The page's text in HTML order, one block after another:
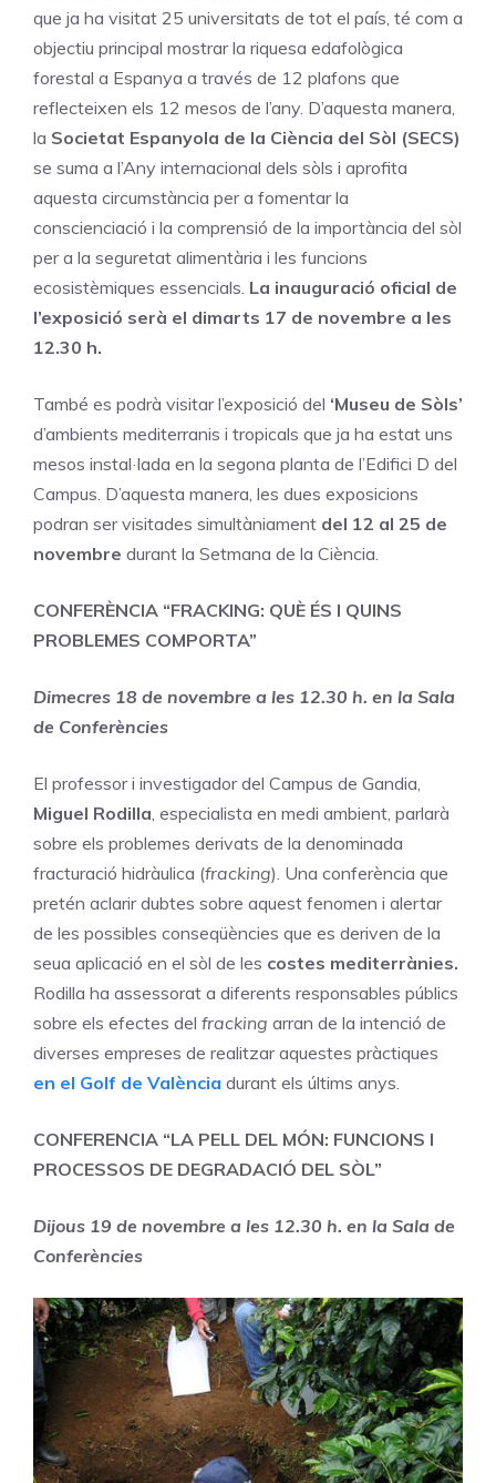
que ja ha visitat 25 universitats de tot el país, té com a
objectiu principal mostrar la riquesa edafològica
forestal a Espanya a través de 12 plafons que
reflecteixen els 12 mesos de l’any. D’aquesta manera,
la Societat Espanyola de la Ciència del Sòl (SECS)
se suma a l’Any internacional dels sòls i aprofita
aquesta circumstància per a fomentar la
conscienciació i la comprensió de la importància del sòl
per a la seguretat alimentària i les funcions
ecosistèmiques essencials. La inauguració oficial de
l’exposició serà el dimarts 17 de novembre a les
12.30 h.
També es podrà visitar l’exposició del ‘Museu de Sòls’
d’ambients mediterranis i tropicals que ja ha estat uns
mesos instal·lada en la segona planta de l’Edifici D del
Campus. D’aquesta manera, les dues exposicions
podran ser visitades simultàniament del 12 al 25 de
novembre durant la Setmana de la Ciència.
CONFERÈNCIA “FRACKING: QUÈ ÉS I QUINS
PROBLEMES COMPORTA”
Dimecres 18 de novembre a les 12.30 h. en la Sala
de Conferències
El professor i investigador del Campus de Gandia,
Miguel Rodilla , especialista en medi ambient, parlarà
sobre els problemes derivats de la denominada
fracturació hidràulica (fracking). Una conferència que
pretén aclarir dubtes sobre aquest fenomen i alertar
de les possibles conseqüències que es deriven de la
seua aplicació en el sòl de les costes mediterrànies.
Rodilla ha assessorat a diferents responsables públics
sobre els efectes del fracking arran de la intenció de
diverses empreses de realitzar aquestes pràctiques
en el Golf de València durant els últims anys.
CONFERENCIA “LA PELL DEL MÓN: FUNCIONS I
PROCESSOS DE DEGRADACIÓ DEL SÒL”
Dijous 19 de novembre a les 12.30 h. en la Sala de
Conferències